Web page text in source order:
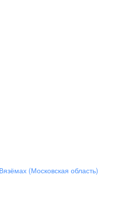
(Московская область)